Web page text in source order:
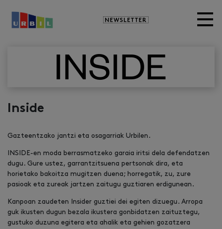
Newsletter
Inside
Gazteentzako jantzi eta osagarriak Urbilen.
INSIDE-en moda berrasmatzeko garaia iritsi dela defendatzen
dugu. Gure ustez, garrantzitsuena pertsonak dira, eta
horietako bakoitza mugitzen duena; horregatik, zu, zure
pasioak eta zureak jartzen zaitugu guztiaren erdigunean.
Kanpoan zaudeten Insider guztiei dei egiten dizuegu. Arropa
guk ikusten dugun bezala ikustera gonbidatzen zaituztegu,
gustuko duzuna egitera eta ahalik eta gehien gozatzera